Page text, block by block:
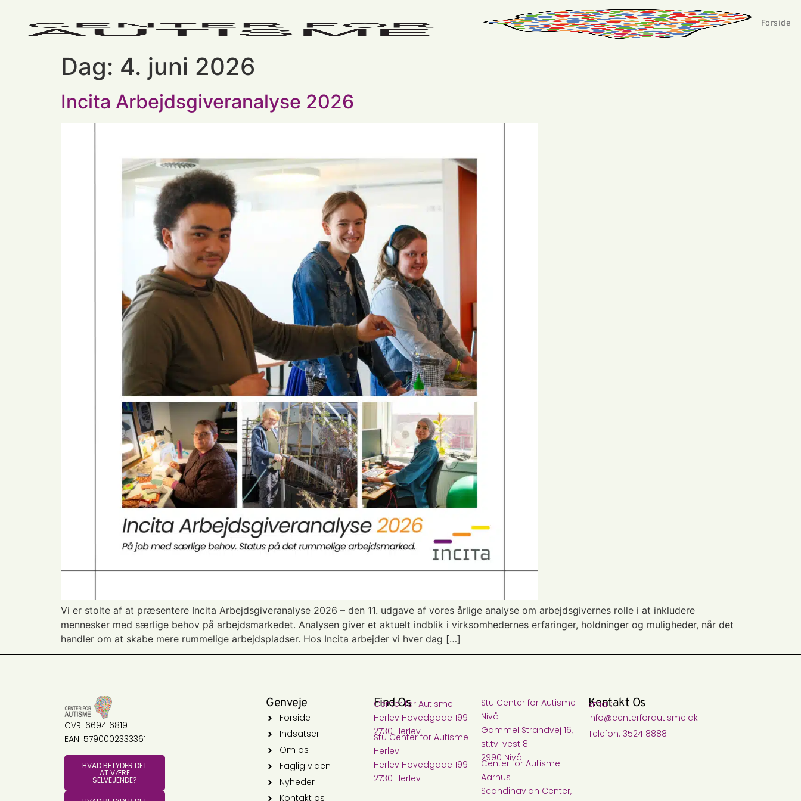
Forside
Dag: 4. juni 2026
Incita Arbejdsgiveranalyse 2026
Vi er stolte af at præsentere Incita Arbejdsgiveranalyse 2026 – den 11. udgave af vores årlige analyse om arbejdsgivernes rolle i at inkludere
mennesker med særlige behov på arbejdsmarkedet. Analysen giver et aktuelt indblik i virksomhedernes erfaringer, holdninger og muligheder, når det
handler om at skabe mere rummelige arbejdspladser. Hos Incita arbejder vi hver dag […]
CVR: 6694 6819
EAN: 5790002333361
HVAD BETYDER DET
AT VÆRE
SELVEJENDE?
Genveje
Forside
Indsatser
Om os
Faglig viden
Nyheder
Kontakt os
Find Os
Center for Autisme​
Herlev Hovedgade 199
2730 Herlev
Stu Center for Autisme​
Herlev
Herlev Hovedgade 199
2730 Herlev
Stu Center for Autisme
Nivå​
Gammel Strandvej 16,
st.tv. vest 8
2990 Nivå
Center for Autisme
Aarhus
Scandinavian Center,
Kontakt Os
Email:
info@centerforautisme.dk
Telefon: 3524 8888